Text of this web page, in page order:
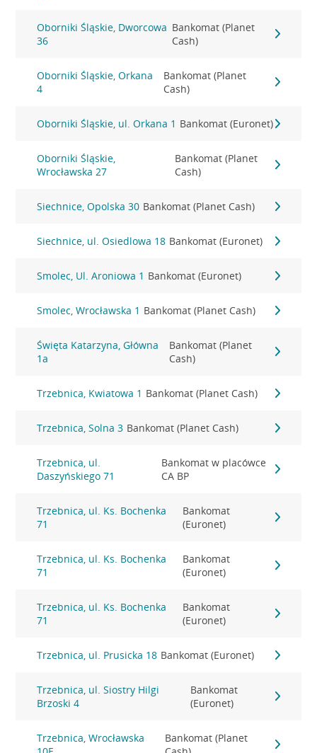
Oborniki Śląskie, Dworcowa
36
Bankomat (Planet
Cash)
Oborniki Śląskie, Orkana
4
Bankomat (Planet
Cash)
Oborniki Śląskie, ul. Orkana 1 Bankomat (Euronet)
Oborniki Śląskie,
Wrocławska 27
Bankomat (Planet
Cash)
Siechnice, Opolska 30 Bankomat (Planet Cash)
Siechnice, ul. Osiedlowa 18 Bankomat (Euronet)
Smolec, Ul. Aroniowa 1 Bankomat (Euronet)
Smolec, Wrocławska 1 Bankomat (Planet Cash)
Święta Katarzyna, Główna
1a
Bankomat (Planet
Cash)
Trzebnica, Kwiatowa 1 Bankomat (Planet Cash)
Trzebnica, Solna 3 Bankomat (Planet Cash)
Trzebnica, ul.
Daszyńskiego 71
Bankomat w placówce
CA BP
Trzebnica, ul. Ks. Bochenka
71
Bankomat
(Euronet)
Trzebnica, ul. Ks. Bochenka
71
Bankomat
(Euronet)
Trzebnica, ul. Ks. Bochenka
71
Bankomat
(Euronet)
Trzebnica, ul. Prusicka 18 Bankomat (Euronet)
Trzebnica, ul. Siostry Hilgi
Brzoski 4
Bankomat
(Euronet)
Trzebnica, Wrocławska
Bankomat (Planet